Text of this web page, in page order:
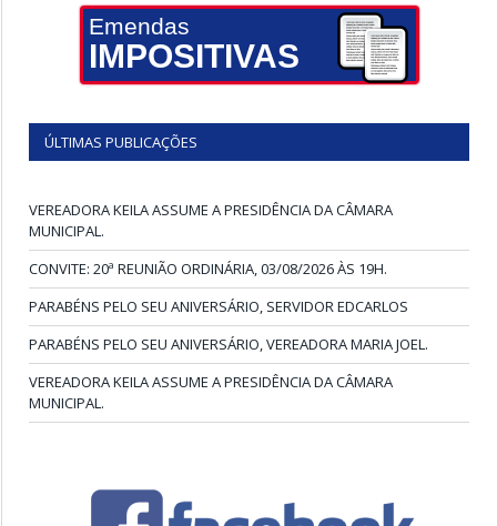
Emendas
IMPOSITIVAS
ÚLTIMAS PUBLICAÇÕES
VEREADORA KEILA ASSUME A PRESIDÊNCIA DA CÂMARA
MUNICIPAL.
CONVITE: 20ª REUNIÃO ORDINÁRIA, 03/08/2026 ÀS 19H.
PARABÉNS PELO SEU ANIVERSÁRIO, SERVIDOR EDCARLOS
PARABÉNS PELO SEU ANIVERSÁRIO, VEREADORA MARIA JOEL.
VEREADORA KEILA ASSUME A PRESIDÊNCIA DA CÂMARA
MUNICIPAL.